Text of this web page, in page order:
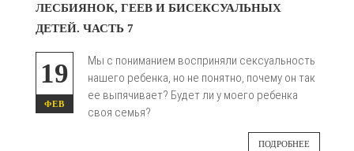
ЛЕСБИЯНОК, ГЕЕВ И БИСЕКСУАЛЬНЫХ
ДЕТЕЙ. ЧАСТЬ 7
19
ФЕВ
Мы с пониманием восприняли сексуальность
нашего ребенка, но не понятно, почему он так
ее выпячивает? Будет ли у моего ребенка
своя семья?
ПОДРОБНЕЕ